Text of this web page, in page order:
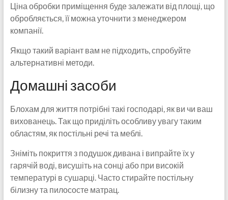
Ціна обробки приміщення буде залежати від площі, що
обробляється, її можна уточнити з менеджером
компанії.
Якщо такий варіант вам не підходить, спробуйте
альтернативні методи.
Домашні засоби
Блохам для життя потрібні такі господарі, як ви чи ваш
вихованець. Так що приділіть особливу увагу таким
областям, як постільні речі та меблі.
Зніміть покриття з подушок дивана і випрайте їх у
гарячій воді, висушіть на сонці або при високій
температурі в сушарці. Часто стирайте постільну
білизну та пилососте матрац.